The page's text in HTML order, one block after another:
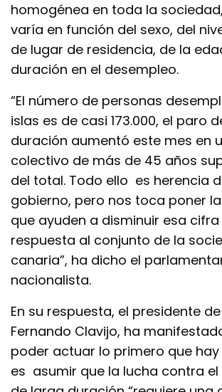
homogénea en toda la
varía en función del sexo, del
de lugar de residencia, de la
duración en el desempleo.
“El número de personas
islas es de casi 173.000, el paro
duración aumentó este mes en
colectivo de más de 45 años
del total. Todo ello es herencia
gobierno, pero nos toca poner
que ayuden a disminuir esa
respuesta al conjunto de la
canaria”, ha dicho el
nacionalista.
En su respuesta, el presidente
Fernando Clavijo, ha
poder actuar lo primero que
es asumir que la lucha contra